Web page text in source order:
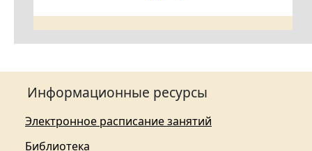
Информационные ресурсы
Электронное расписание занятий
Библиотека